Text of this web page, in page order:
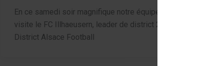
En ce samedi soir magnifique notre équipe fanion
visite le FC Illhaeusern, leader de district 2 en
District Alsace Football